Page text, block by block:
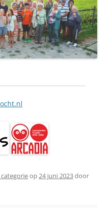
op24 juni 2023door